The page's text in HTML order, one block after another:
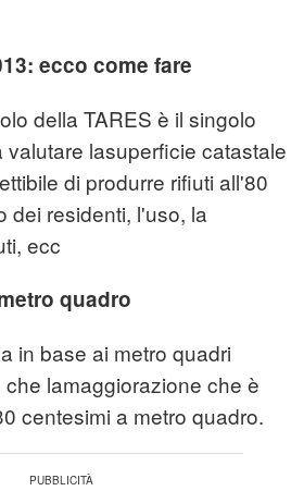
ecco come fare
della TARES è il singolo
lasuperficie catastale
di produrre rifiuti all'80
dei residenti, l'uso, la
ecc
quadro
in base ai metro quadri
lamaggiorazione che è
centesimi a metro quadro.